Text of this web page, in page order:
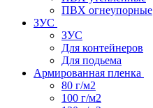
ПВХ огнеупорные
ЗУС
ЗУС
Для контейнеров
Для подьема
Армированная пленка
80 г/м2
100 г/м2